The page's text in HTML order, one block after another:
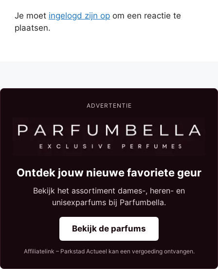
Je moet ingelogd zijn op om een reactie te
plaatsen.
ADVERTENTIE
Ontdek jouw nieuwe favoriete geur
Bekijk het assortiment dames-, heren- en
unisexparfums bij Parfumbella.
Bekijk de parfums
Affiliatelink – Parkstad Actueel kan een vergoeding ontvangen.